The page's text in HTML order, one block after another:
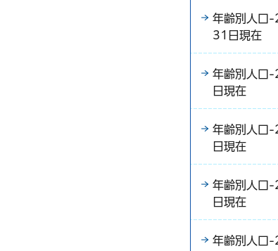
年齢別人口
31日現在
年齢別人口
日現在
年齢別人口
日現在
年齢別人口
日現在
年齢別人口